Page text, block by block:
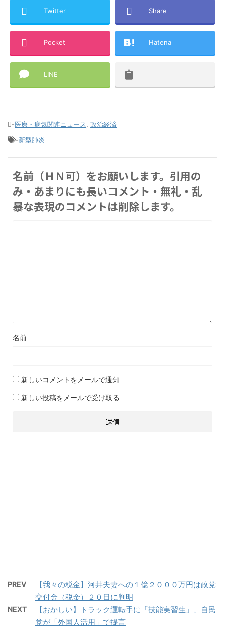
Twitter Share
Pocket Hatena
LINE
-医療・病気関連ニュース, 政治経済
-新型肺炎
名前（ＨＮ可）をお願いします。引用の
み・あまりにも長いコメント・無礼・乱
暴な表現のコメントは削除します。
名前
新しいコメントをメールで通知
新しい投稿をメールで受け取る
PREV
【我々の税金】河井夫妻への１億２０００万円は政党
交付金（税金）２０日に判明
NEXT
【おかしい】トラック運転手に「技能実習生」、自民
党が「外国人活用」で提言